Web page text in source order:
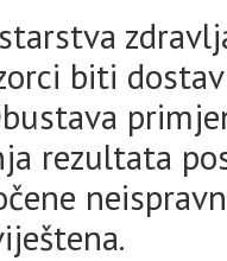
biti
rezultata